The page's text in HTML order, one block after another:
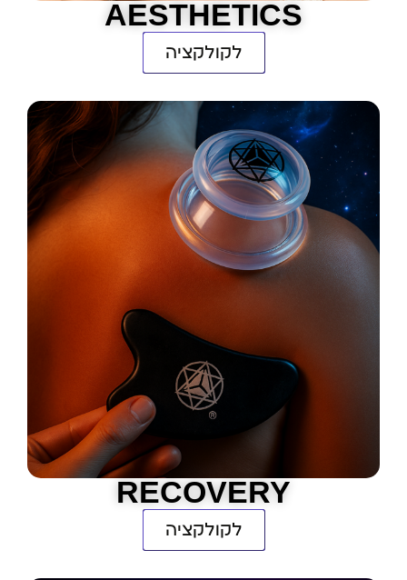
AESTHETICS
לקולקציה
RECOVERY
לקולקציה